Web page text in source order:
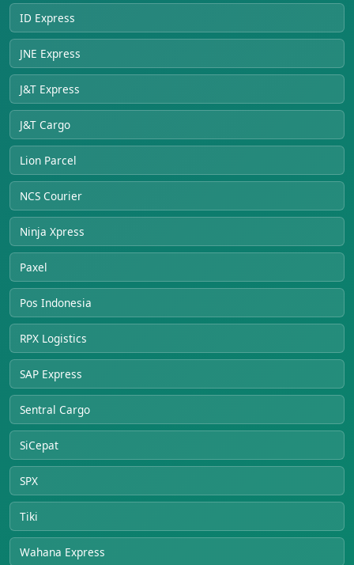
ID Express
JNE Express
J&T Express
J&T Cargo
Lion Parcel
NCS Courier
Ninja Xpress
Paxel
Pos Indonesia
RPX Logistics
SAP Express
Sentral Cargo
SiCepat
SPX
Tiki
Wahana Express